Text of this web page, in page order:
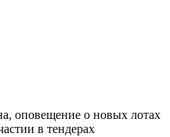
оповещение о новых лотах
в тендерах